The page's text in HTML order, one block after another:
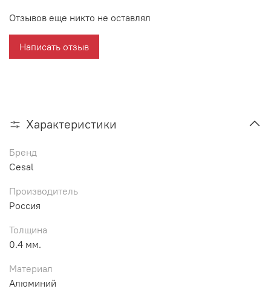
Отзывов еще никто не оставлял
Написать отзыв
Характеристики
Бренд
Cesal
Производитель
Россия
Толщина
0.4 мм.
Материал
Алюминий